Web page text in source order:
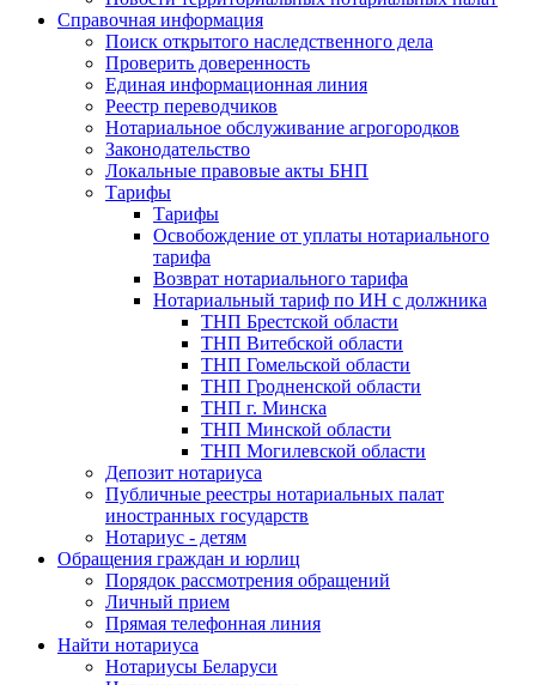
Справочная информация
Поиск открытого наследственного дела
Проверить доверенность
Единая информационная линия
Реестр переводчиков
Нотариальное обслуживание агрогородков
Законодательство
Локальные правовые акты БНП
Тарифы
Тарифы
Освобождение от уплаты нотариального
тарифа
Возврат нотариального тарифа
Нотариальный тариф по ИН с должника
ТНП Брестской области
ТНП Витебской области
ТНП Гомельской области
ТНП Гродненской области
ТНП г. Минска
ТНП Минской области
ТНП Могилевской области
Депозит нотариуса
Публичные реестры нотариальных палат
иностранных государств
Нотариус - детям
Обращения граждан и юрлиц
Порядок рассмотрения обращений
Личный прием
Прямая телефонная линия
Найти нотариуса
Нотариусы Беларуси